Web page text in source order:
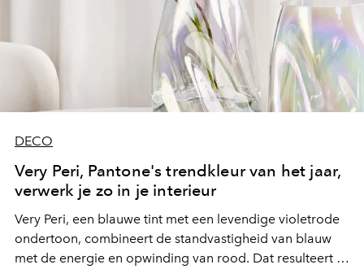
DECO
Very Peri, Pantone's trendkleur van het jaar,
verwerk je zo in je interieur
Very Peri, een blauwe tint met een levendige violetrode
ondertoon, combineert de standvastigheid van blauw
met de energie en opwinding van rood. Dat resulteert in